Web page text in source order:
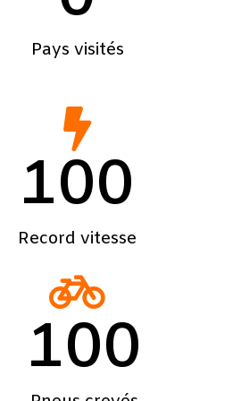
Pays visités
Record vitesse
100
100